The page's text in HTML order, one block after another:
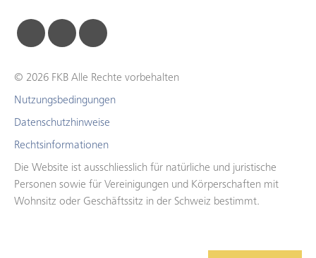
© 2026 FKB Alle Rechte vorbehalten
Nutzungsbedingungen
Datenschutzhinweise
Rechtsinformationen
Die Website ist ausschliesslich für natürliche und juristische
Personen sowie für Vereinigungen und Körperschaften mit
Wohnsitz oder Geschäftssitz in der Schweiz bestimmt.